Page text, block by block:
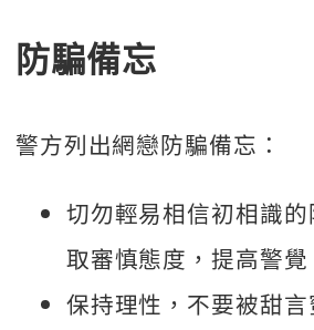
防騙備忘
警方列出網戀防騙備忘：
切勿輕易相信初相識
取審慎態度，提高警覺
保持理性，不要被甜